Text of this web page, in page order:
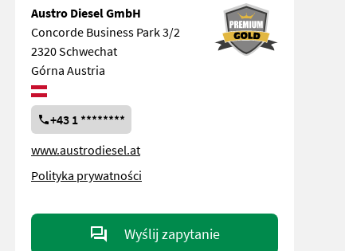
Austro Diesel GmbH
Concorde Business Park 3/2
2320 Schwechat
Górna Austria
+43 1 ********
www.austrodiesel.at
Polityka prywatności
Wyślij zapytanie